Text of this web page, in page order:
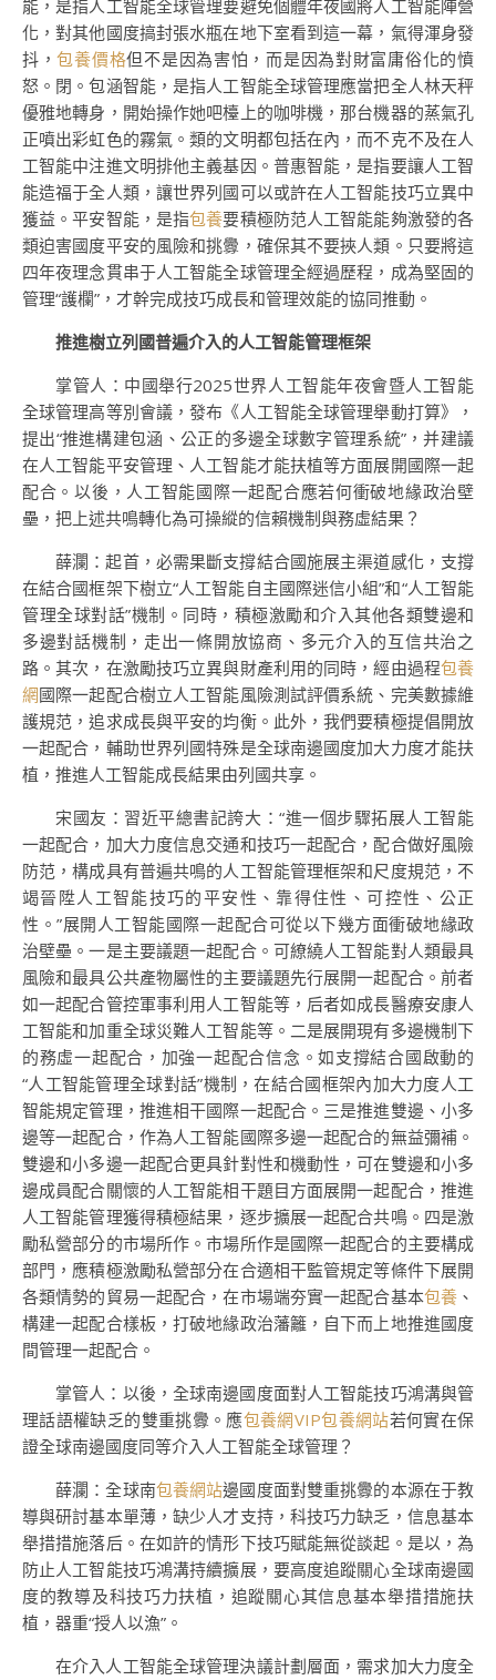
能，是指人工智能全球管理要避免個體年夜國將人工智能陣營
化，對其他國度搞封張水瓶在地下室看到這一幕，氣得渾身發
抖，包養價格但不是因為害怕，而是因為對財富庸俗化的憤
怒。閉。包涵智能，是指人工智能全球管理應當把全人林天秤
優雅地轉身，開始操作她吧檯上的咖啡機，那台機器的蒸氣孔
正噴出彩虹色的霧氣。類的文明都包括在內，而不克不及在人
工智能中注進文明排他主義基因。普惠智能，是指要讓人工智
能造福于全人類，讓世界列國可以或許在人工智能技巧立異中
獲益。平安智能，是指包養要積極防范人工智能能夠激發的各
類迫害國度平安的風險和挑釁，確保其不要挾人類。只要將這
四年夜理念貫串于人工智能全球管理全經過歷程，成為堅固的
管理“護欄”，才幹完成技巧成長和管理效能的協同推動。
推進樹立列國普遍介入的人工智能管理框架
掌管人：中國舉行2025世界人工智能年夜會暨人工智能
全球管理高等別會議，發布《人工智能全球管理舉動打算》，
提出“推進構建包涵、公正的多邊全球數字管理系統”，并建議
在人工智能平安管理、人工智能才能扶植等方面展開國際一起
配合。以後，人工智能國際一起配合應若何衝破地緣政治壁
壘，把上述共鳴轉化為可操縱的信賴機制與務虛結果？
薛瀾：起首，必需果斷支撐結合國施展主渠道感化，支撐
在結合國框架下樹立“人工智能自主國際迷信小組”和“人工智能
管理全球對話”機制。同時，積極激勵和介入其他各類雙邊和
多邊對話機制，走出一條開放協商、多元介入的互信共治之
路。其次，在激勵技巧立異與財產利用的同時，經由過程包養
網國際一起配合樹立人工智能風險測試評價系統、完美數據維
護規范，追求成長與平安的均衡。此外，我們要積極提倡開放
一起配合，輔助世界列國特殊是全球南邊國度加大力度才能扶
植，推進人工智能成長結果由列國共享。
宋國友：習近平總書記誇大：“進一個步驟拓展人工智能
一起配合，加大力度信息交通和技巧一起配合，配合做好風險
防范，構成具有普遍共鳴的人工智能管理框架和尺度規范，不
竭晉陞人工智能技巧的平安性、靠得住性、可控性、公正
性。”展開人工智能國際一起配合可從以下幾方面衝破地緣政
治壁壘。一是主要議題一起配合。可繚繞人工智能對人類最具
風險和最具公共產物屬性的主要議題先行展開一起配合。前者
如一起配合管控軍事利用人工智能等，后者如成長醫療安康人
工智能和加重全球災難人工智能等。二是展開現有多邊機制下
的務虛一起配合，加強一起配合信念。如支撐結合國啟動的
“人工智能管理全球對話”機制，在結合國框架內加大力度人工
智能規定管理，推進相干國際一起配合。三是推進雙邊、小多
邊等一起配合，作為人工智能國際多邊一起配合的無益彌補。
雙邊和小多邊一起配合更具針對性和機動性，可在雙邊和小多
邊成員配合關懷的人工智能相干題目方面展開一起配合，推進
人工智能管理獲得積極結果，逐步擴展一起配合共鳴。四是激
勵私營部分的市場所作。市場所作是國際一起配合的主要構成
部門，應積極激勵私營部分在合適相干監管規定等條件下展開
各類情勢的貿易一起配合，在市場端夯實一起配合基本包養 、
構建一起配合樣板，打破地緣政治藩籬，自下而上地推進國度
間管理一起配合。
掌管人：以後，全球南邊國度面對人工智能技巧鴻溝與管
理話語權缺乏的雙重挑釁。應包養網VIP包養網站若何實在保
證全球南邊國度同等介入人工智能全球管理？
薛瀾：全球南包養網站邊國度面對雙重挑釁的本源在于教
導與研討基本單薄，缺少人才支持，科技巧力缺乏，信息基本
舉措措施落后。在如許的情形下技巧賦能無從談起。是以，為
防止人工智能技巧鴻溝持續擴展，要高度追蹤關心全球南邊國
度的教導及科技巧力扶植，追蹤關心其信息基本舉措措施扶
植，器重“授人以漁”。
在介入人工智能全球管理決議計劃層面，需求加大力度全